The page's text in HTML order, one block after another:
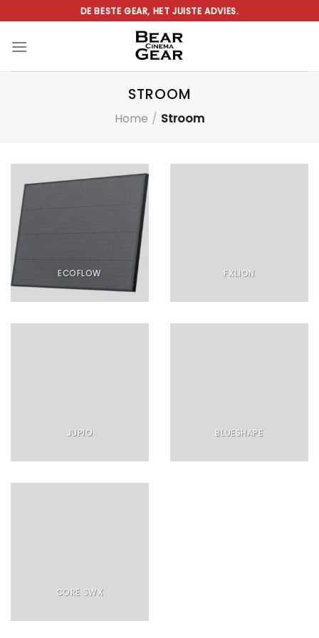
naar
inhoud
DE BESTE GEAR, HET JUISTE ADVIES.
STROOM
Home / Stroom
ECOFLOW FXLION
JUPIO BLUESHAPE
CORE SWX